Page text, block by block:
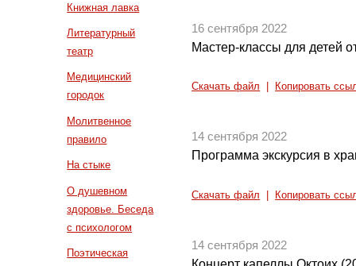
Книжная лавка
Литературный
театр
Медицинский
городок
Молитвенное
правило
На стыке
О душевном
здоровье. Беседа
с психологом
Поэтическая
16 сентября 2022
Мастер-классы для детей
Скачать файл Копировать
14 сентября 2022
Программа экскурсия в
Скачать файл Копировать
14 сентября 2022